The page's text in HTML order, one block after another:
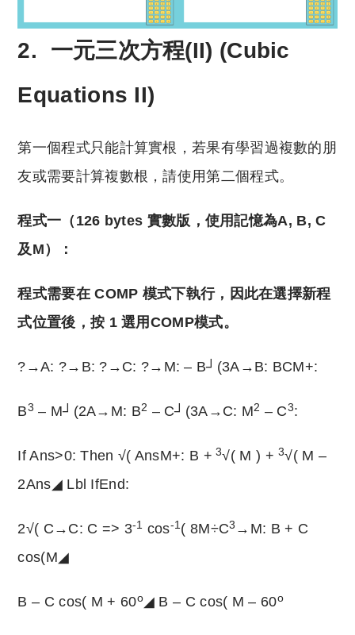
2. 一元三次方程(II) (Cubic
Equations II)
第一個程式只能計算實根，若果有學習過複數的朋
友或需要計算複數根，請使用第二個程式。
程式一（126 bytes 實數版，使用記憶為A, B, C
及M）：
程式需要在 COMP 模式下執行，因此在選擇新程
式位置後，按 1 選用COMP模式。
?→A: ?→B: ?→C: ?→M: – B┘(3A→B: BCM+:
B3 – M┘(2A→M: B2 – C┘(3A→C: M2 – C3:
If Ans>0: Then √( AnsM+: B + 3√( M ) +3√( M –
2Ans◢ Lbl IfEnd:
2√( C→C: C => 3-1 cos-1 ( 8M÷C3 →M: B + C
cos(M◢
B – C cos( M + 60o◢ B – C cos( M – 60o